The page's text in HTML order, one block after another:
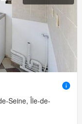
Seine, Île-de-